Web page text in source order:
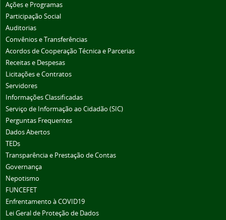
Ações e Programas
Participação Social
Auditorias
Convênios e Transferências
Acordos de Cooperação Técnica e Parcerias
Receitas e Despesas
Licitações e Contratos
Servidores
Informações Classificadas
Serviço de Informação ao Cidadão (SIC)
Perguntas Frequentes
Dados Abertos
TEDs
Transparência e Prestação de Contas
Governança
Nepotismo
FUNCEFET
Enfrentamento à COVID19
Lei Geral de Proteção de Dados